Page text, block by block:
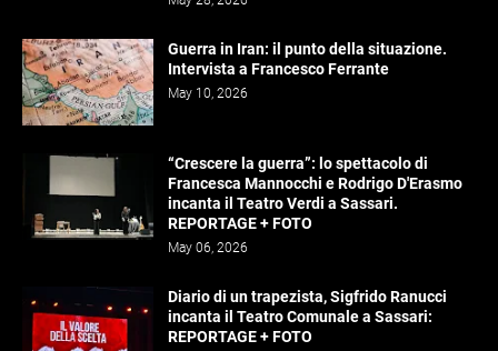
Guerra in Iran: il punto della situazione.
Intervista a Francesco Ferrante
May 10, 2026
“Crescere la guerra”: lo spettacolo di
Francesca Mannocchi e Rodrigo D'Erasmo
incanta il Teatro Verdi a Sassari.
REPORTAGE + FOTO
May 06, 2026
Diario di un trapezista, Sigfrido Ranucci
incanta il Teatro Comunale a Sassari:
REPORTAGE + FOTO